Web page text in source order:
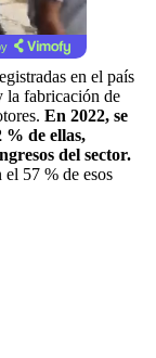
en el país
la fabricación de
En 2022, se
% de ellas,
del sector.
el 57 % de esos